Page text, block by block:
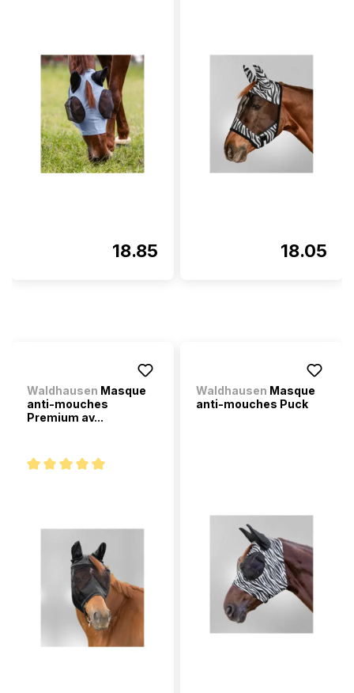
18.85 18.05
Waldhausen Masque
anti-mouches
Premium av...
Waldhausen Masque
anti-mouches Puck